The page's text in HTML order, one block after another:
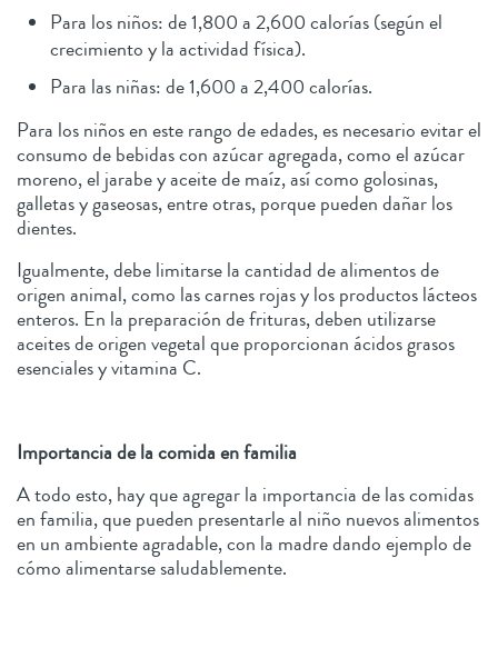
Para los niños: de 1,800 a 2,600 calorías (según el
crecimiento y la actividad física).
Para las niñas: de 1,600 a 2,400 calorías.
Para los niños en este rango de edades, es necesario evitar el
consumo de bebidas con azúcar agregada, como el azúcar
moreno, el jarabe y aceite de maíz, así como golosinas,
galletas y gaseosas, entre otras, porque pueden dañar los
dientes.
Igualmente, debe limitarse la cantidad de alimentos de
origen animal, como las carnes rojas y los productos lácteos
enteros. En la preparación de frituras, deben utilizarse
aceites de origen vegetal que proporcionan ácidos grasos
esenciales y vitamina C.
Importancia de la comida en familia
A todo esto, hay que agregar la importancia de las comidas
en familia, que pueden presentarle al niño nuevos alimentos
en un ambiente agradable, con la madre dando ejemplo de
cómo alimentarse saludablemente.